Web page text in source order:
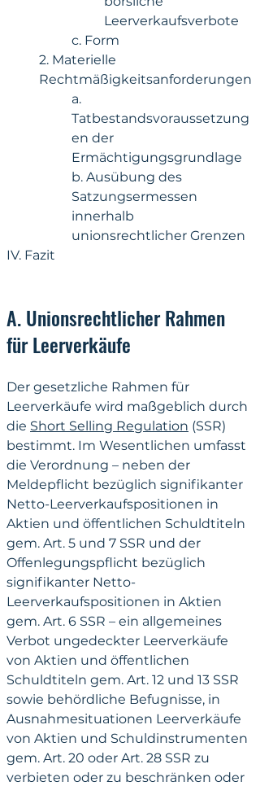
Leerverkaufsverbote
c. Form
2. Materielle
Rechtmäßigkeitsanforderungen
a.
Tatbestandsvoraussetzung
en der
Ermächtigungsgrundlage
b. Ausübung des
Satzungsermessen
innerhalb
unionsrechtlicher Grenzen
IV. Fazit
A. Unionsrechtlicher Rahmen
für Leerverkäufe
Der gesetzliche Rahmen für
Leerverkäufe wird maßgeblich durch
die Short Selling Regulation (SSR)
bestimmt. Im Wesentlichen umfasst
die Verordnung – neben der
Meldepflicht bezüglich signifikanter
Netto-Leerverkaufspositionen in
Aktien und öffentlichen Schuldtiteln
gem. Art. 5 und 7 SSR und der
Offenlegungspflicht bezüglich
signifikanter Netto-
Leerverkaufspositionen in Aktien
gem. Art. 6 SSR – ein allgemeines
Verbot ungedeckter Leerverkäufe
von Aktien und öffentlichen
Schuldtiteln gem. Art. 12 und 13 SSR
sowie behördliche Befugnisse, in
Ausnahmesituationen Leerverkäufe
von Aktien und Schuldinstrumenten
gem. Art. 20 oder Art. 28 SSR zu
verbieten oder zu beschränken oder